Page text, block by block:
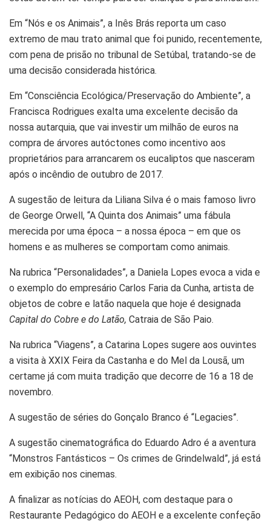
Em “Nós e os Animais”, a Inês Brás reporta um caso
extremo de mau trato animal que foi punido, recentemente,
com pena de prisão no tribunal de Setúbal, tratando-se de
uma decisão considerada histórica.
Em “Consciência Ecológica/Preservação do Ambiente”, a
Francisca Rodrigues exalta uma excelente decisão da
nossa autarquia, que vai investir um milhão de euros na
compra de árvores autóctones como incentivo aos
proprietários para arrancarem os eucaliptos que nasceram
após o incêndio de outubro de 2017.
A sugestão de leitura da Liliana Silva é o mais famoso livro
de George Orwell, “A Quinta dos Animais” uma fábula
merecida por uma época – a nossa época – em que os
homens e as mulheres se comportam como animais.
Na rubrica “Personalidades”, a Daniela Lopes evoca a vida e
o exemplo do empresário Carlos Faria da Cunha, artista de
objetos de cobre e latão naquela que hoje é designada
Capital do Cobre e do Latão, Catraia de São Paio.
Na rubrica “Viagens”, a Catarina Lopes sugere aos ouvintes
a visita à XXIX Feira da Castanha e do Mel da Lousã, um
certame já com muita tradição que decorre de 16 a 18 de
novembro.
A sugestão de séries do Gonçalo Branco é “Legacies”.
A sugestão cinematográfica do Eduardo Adro é a aventura
“Monstros Fantásticos – Os crimes de Grindelwald”, já está
em exibição nos cinemas.
A finalizar as notícias do AEOH, com destaque para o
Restaurante Pedagógico do AEOH e a excelente confeção